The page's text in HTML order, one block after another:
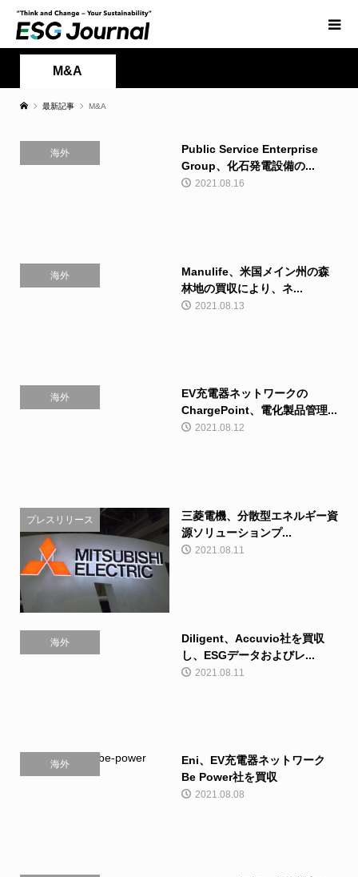
M&A
最新記事 M&A
海外
Public Service Enterprise
Group、化石発電設備の...
2021.08.16
海外
Manulife、米国メイン州の森
林地の買収により、ネ...
2021.08.13
海外
EV充電器ネットワークの
ChargePoint、電化製品管理...
2021.08.12
プレスリリース
三菱電機、分散型エネルギー資
源ソリューションプ...
2021.08.11
海外
Diligent、Accuvio社を買収
し、ESGデータおよびレ...
2021.08.11
海外
Eni、EV充電器ネットワーク
Be Power社を買収
2021.08.08